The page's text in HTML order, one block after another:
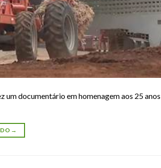
um documentário em homenagem aos 25
→